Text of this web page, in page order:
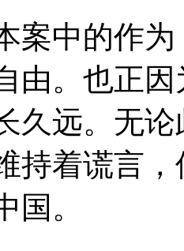
案中的作
由。也正
久远。无
持着谎言
国。